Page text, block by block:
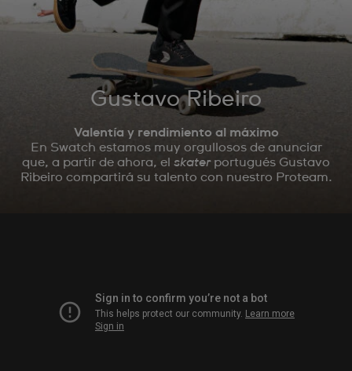
Gustavo Ribeiro
Valentía y rendimiento al máximo
En Swatch estamos muy orgullosos de anunciar
que, a partir de ahora, el skaterportugués Gustavo
Ribeiro compartirá su talento con nuestro Proteam.